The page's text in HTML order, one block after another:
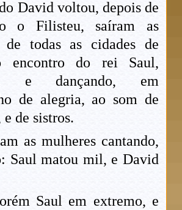
David voltou, depois de
o Filisteu, saíram as
de todas as cidades de
encontro do rei Saul,
e dançando, em
de alegria, ao som de
de sistros.
as mulheres cantando,
Saul matou mil, e David
Saul em extremo, e